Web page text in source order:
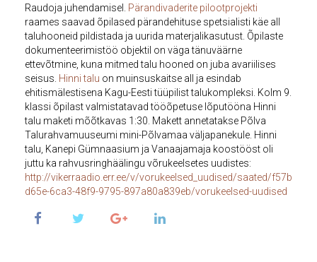
Raudoja juhendamisel. Pärandivaderite pilootprojekti
raames saavad õpilased pärandehituse spetsialisti käe all
taluhooneid pildistada ja uurida materjalikasutust. Õpilaste
dokumenteerimistöö objektil on väga tänuväärne
ettevõtmine, kuna mitmed talu hooned on juba avariilises
seisus. Hinni talu on muinsuskaitse all ja esindab
ehitismälestisena Kagu-Eesti tüüpilist talukompleksi. Kolm 9.
klassi õpilastvalmistatavadtööõpetuse lõputööna Hinni
talu maketi mõõtkavas 1:30. Makett annetatakse Põlva
Talurahvamuuseumi mini-Põlvamaa väljapanekule. Hinni
talu, Kanepi Gümnaasium ja Vanaajamaja koostööst oli
juttu ka rahvusringhäälingu võrukeelsetes uudistes:
http://vikerraadio.err.ee/v/vorukeelsed_uudised/saated/f57b
d65e-6ca3-48f9-9795-897a80a839eb/vorukeelsed-uudised